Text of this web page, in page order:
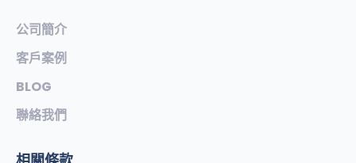
公司簡介
客戶案例
BLOG
聯絡我們